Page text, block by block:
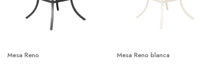
Mesa Reno Mesa Reno blanca